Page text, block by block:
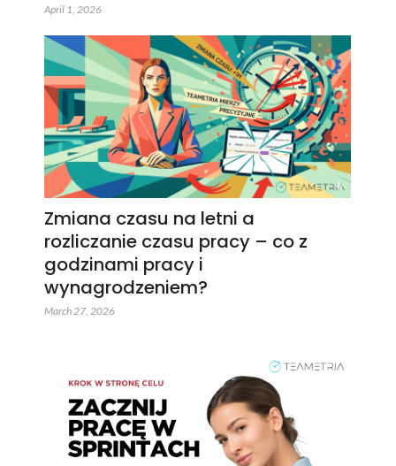
April 1, 2026
Zmiana czasu na letni a
rozliczanie czasu pracy – co z
godzinami pracy i
wynagrodzeniem?
March 27, 2026